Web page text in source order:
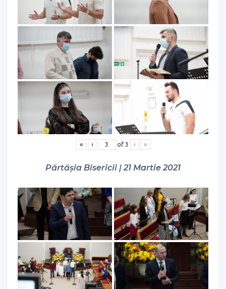
« ‹ of 3 › »
Părtășia Bisericii | 21 Martie 2021